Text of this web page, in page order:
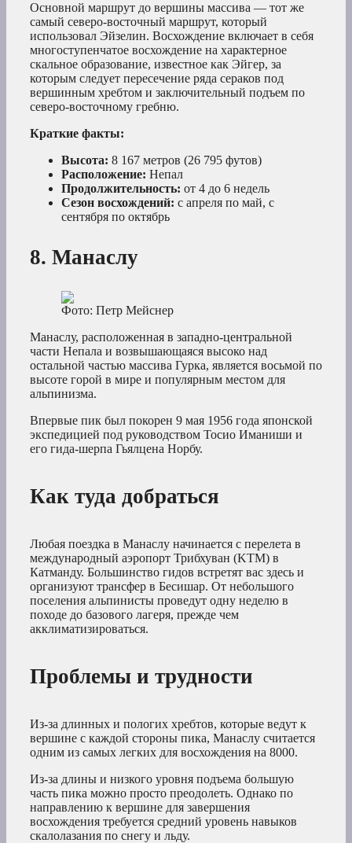
Основной маршрут до вершины массива — тот же
самый северо-восточный маршрут, который
использовал Эйзелин. Восхождение включает в себя
многоступенчатое восхождение на характерное
скальное образование, известное как Эйгер, за
которым следует пересечение ряда сераков под
вершинным хребтом и заключительный подъем по
северо-восточному гребню.
Краткие факты:
Высота: 8 167 метров (26 795 футов)
Расположение: Непал
Продолжительность: от 4 до 6 недель
Сезон восхождений: с апреля по май, с
сентября по октябрь
8. Манаслу
Фото: Петр Мейснер
Манаслу, расположенная в западно-центральной
части Непала и возвышающаяся высоко над
остальной частью массива Гурка, является восьмой по
высоте горой в мире и популярным местом для
альпинизма.
Впервые пик был покорен 9 мая 1956 года японской
экспедицией под руководством Тосио Иманиши и
его гида-шерпа Гьялцена Норбу.
Как туда добраться
Любая поездка в Манаслу начинается с перелета в
международный аэропорт Трибхуван (KTM) в
Катманду. Большинство гидов встретят вас здесь и
организуют трансфер в Бесишар. От небольшого
поселения альпинисты проведут одну неделю в
походе до базового лагеря, прежде чем
акклиматизироваться.
Проблемы и трудности
Из-за длинных и пологих хребтов, которые ведут к
вершине с каждой стороны пика, Манаслу считается
одним из самых легких для восхождения на 8000.
Из-за длины и низкого уровня подъема большую
часть пика можно просто преодолеть. Однако по
направлению к вершине для завершения
восхождения требуется средний уровень навыков
скалолазания по снегу и льду.